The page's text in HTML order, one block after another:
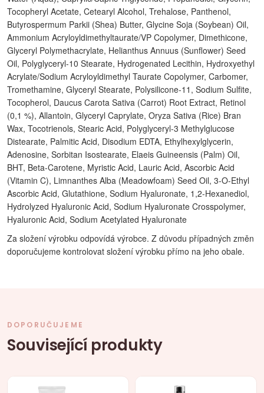
Tocopheryl Acetate, Cetearyl Alcohol, Trehalose, Panthenol,
Butyrospermum Parkii (Shea) Butter, Glycine Soja (Soybean) Oil,
Ammonium Acryloyldimethyltaurate/VP Copolymer, Dimethicone,
Glyceryl Polymethacrylate, Helianthus Annuus (Sunflower) Seed
Oil, Polyglyceryl-10 Stearate, Hydrogenated Lecithin, Hydroxyethyl
Acrylate/Sodium Acryloyldimethyl Taurate Copolymer, Carbomer,
Tromethamine, Glyceryl Stearate, Polysilicone-11, Sodium Sulfite,
Tocopherol, Daucus Carota Sativa (Carrot) Root Extract, Retinol
(0,1 %), Allantoin, Glyceryl Caprylate, Oryza Sativa (Rice) Bran
Wax, Tocotrienols, Stearic Acid, Polyglyceryl-3 Methylglucose
Distearate, Palmitic Acid, Disodium EDTA, Ethylhexylglycerin,
Adenosine, Sorbitan Isostearate, Elaeis Guineensis (Palm) Oil,
BHT, Beta-Carotene, Myristic Acid, Lauric Acid, Ascorbic Acid
(Vitamin C), Limnanthes Alba (Meadowfoam) Seed Oil, 3-O-Ethyl
Ascorbic Acid, Glutathione, Sodium Hyaluronate, 1,2-Hexanediol,
Hydrolyzed Hyaluronic Acid, Sodium Hyaluronate Crosspolymer,
Hyaluronic Acid, Sodium Acetylated Hyaluronate
Za složení výrobku odpovídá výrobce. Z důvodu případných změn
doporučujeme kontrolovat složení výrobku přímo na jeho obale.
DOPORUČUJEME
Související produkty